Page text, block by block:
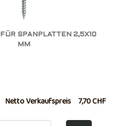
SPANPLATTEN 2,5X10
MM
Netto Verkaufspreis 7,70 CHF